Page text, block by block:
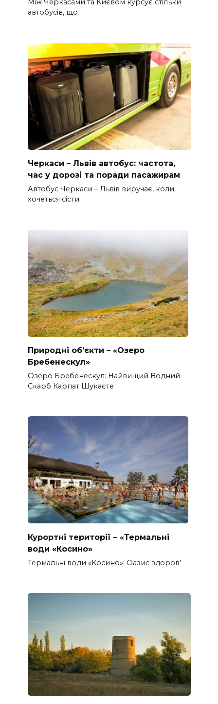
Між Черкасами та Києвом курсує стільки
автобусів, що
Черкаси – Львів автобус: частота,
час у дорозі та поради пасажирам
Автобус Черкаси – Львів виручає, коли
хочеться сісти
Природні об’єкти – «Озеро
Бребенескул»
Озеро Бребенескул: Найвищий Водний
Скарб Карпат Шукаєте
Курортні території – «Термальні
води «Косино»
Термальні води «Косино»: Оазис здоров’